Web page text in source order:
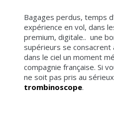
Bagages perdus, temps
expérience en vol, dans
premium, digitale.. une
supérieurs se
dans le ciel un moment
compagnie française. Si
ne soit pas pris au
trombinoscope.